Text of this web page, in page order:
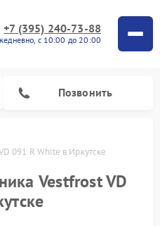
+7 (395) 240-73-88
с 10:00 до 20:00
Позвонить
091 R White в Иркутске
Vestfrost VD